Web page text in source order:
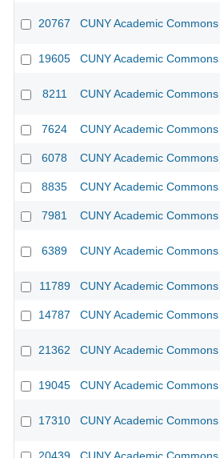
20767 CUNY Academic Commons
19605 CUNY Academic Commons
8211 CUNY Academic Commons
7624 CUNY Academic Commons
6078 CUNY Academic Commons
8835 CUNY Academic Commons
7981 CUNY Academic Commons
6389 CUNY Academic Commons
11789 CUNY Academic Commons
14787 CUNY Academic Commons
21362 CUNY Academic Commons
19045 CUNY Academic Commons
17310 CUNY Academic Commons